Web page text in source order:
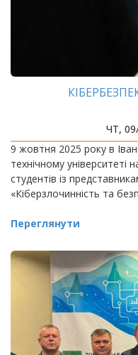
ЧТ,
9 жовтня 2025 року в
технічному університеті
студентів із
«Кіберзлочинність та
Переглянути